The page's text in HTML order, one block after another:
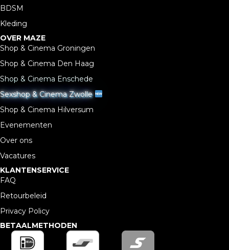
BDSM
Kleding
OVER MAZE
Shop & Cinema Groningen
Shop & Cinema Den Haag
Shop & Cinema Enschede
Sexshop & Cinema Zwolle
Shop & Cinema Hilversum
Evenementen
Over ons
Vacatures
KLANTENSERVICE
FAQ
Retourbeleid
Privacy Policy
BETAALMETHODEN